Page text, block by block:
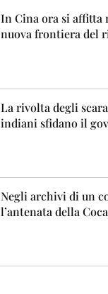
In Cina ora si affitta
nuova frontiera del
La rivolta degli
indiani sfidano il
Negli archivi di un
l’antenata della